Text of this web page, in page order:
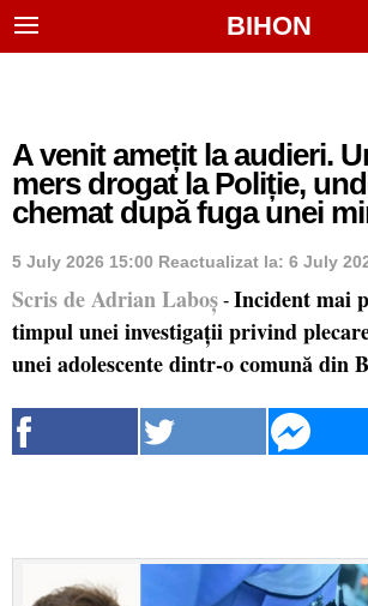
BIHON
A venit amețit la audieri.
mers drogat la Poliție,
chemat după fuga unei
5 July 2026 15:00 Reactualizat la: 6 July
Scris de Adrian Laboș - Incident mai
timpul unei investigații privind
unei adolescente dintr-o comună din